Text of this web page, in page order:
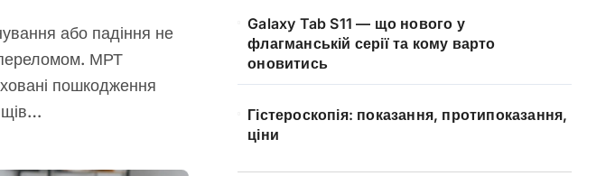
МРТ
пошкодження
Galaxy Tab S11 — що нового у
флагманській серії та кому варто
оновитись
Гістероскопія: показання, протипоказання,
ціни